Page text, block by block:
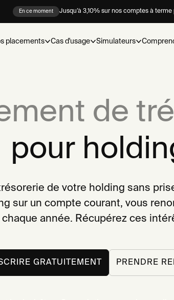
En ce moment Jusqu’à 3,10% sur nos comptes à terme
placements Cas d'usage Simulateurs
de
pour
de votre holding sans
sur un compte courant, vous
chaque année. Récupérez ces
GRATUITEMENT PRENDRE